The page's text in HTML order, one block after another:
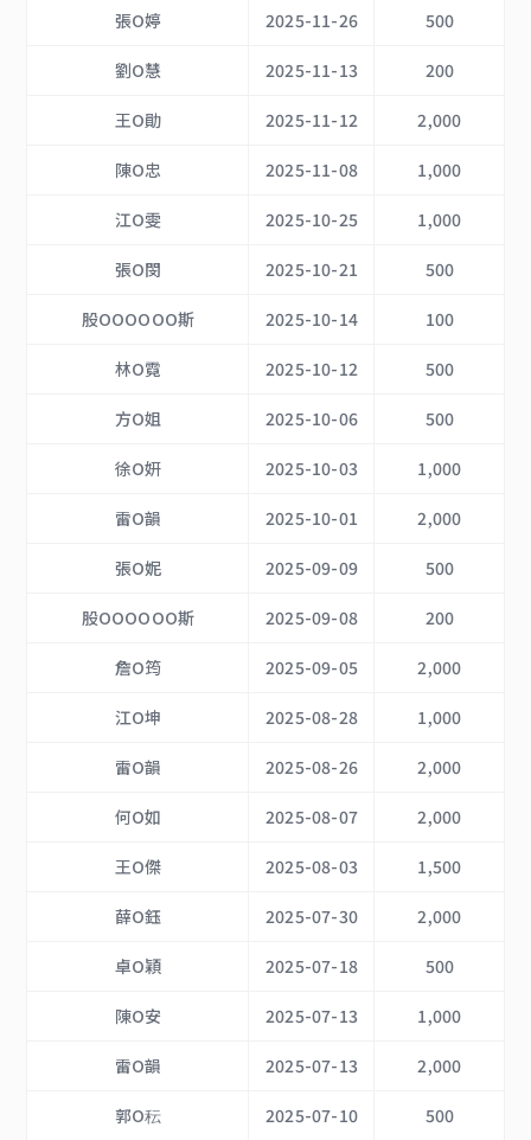
張O婷 2025-11-26 500
劉O慧 2025-11-13 200
王O勛 2025-11-12 2,000
陳O忠 2025-11-08 1,000
江O雯 2025-10-25 1,000
張O閔 2025-10-21 500
股OOOOOO斯 2025-10-14 100
林O霓 2025-10-12 500
方O姐 2025-10-06 500
徐O妍 2025-10-03 1,000
雷O韻 2025-10-01 2,000
張O妮 2025-09-09 500
股OOOOOO斯 2025-09-08 200
詹O筠 2025-09-05 2,000
江O坤 2025-08-28 1,000
雷O韻 2025-08-26 2,000
何O如 2025-08-07 2,000
王O傑 2025-08-03 1,500
薛O鈺 2025-07-30 2,000
卓O穎 2025-07-18 500
陳O安 2025-07-13 1,000
雷O韻 2025-07-13 2,000
郭O秐 2025-07-10 500